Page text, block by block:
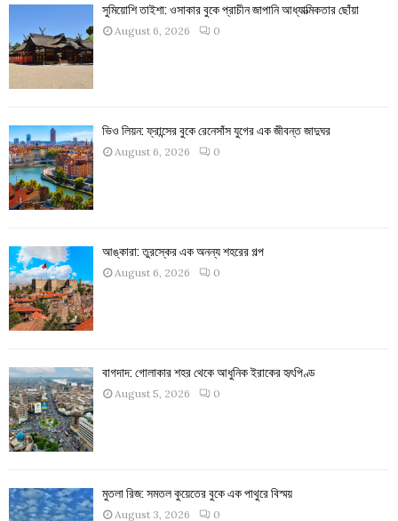
সুমিয়োশি তাইশা: ওসাকার বুকে প্রাচীন জাপানি আধ্যাত্মিকতার ছোঁয়া
August 6, 2026 0
ভিও লিয়ন: ফ্রান্সের বুকে রেনেসাঁস যুগের এক জীবন্ত জাদুঘর
August 6, 2026 0
আঙ্কারা: তুরস্কের এক অনন্য শহরের গল্প
August 6, 2026 0
বাগদাদ: গোলাকার শহর থেকে আধুনিক ইরাকের হৃৎপিণ্ড
August 5, 2026 0
মুতলা রিজ: সমতল কুয়েতের বুকে এক পাথুরে বিস্ময়
August 3, 2026 0